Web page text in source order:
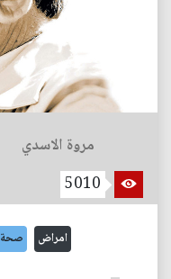
مروة الاسدي
5010
امراض صحة